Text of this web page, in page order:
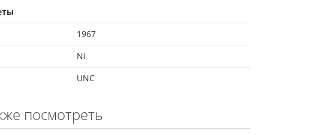
1967
Ni
UNC
посмотреть